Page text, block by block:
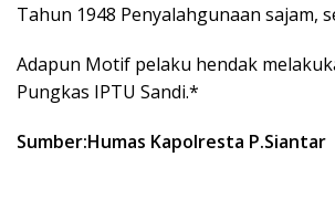
Tahun 1948 Penyalahgunaan sajam,
Adapun Motif pelaku hendak
Pungkas IPTU Sandi.*
Sumber:Humas Kapolresta P.Siantar